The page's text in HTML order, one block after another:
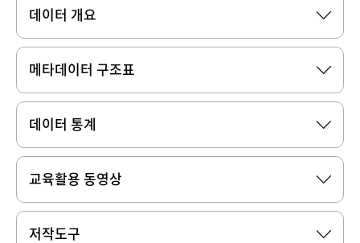
데이터 개요
메타데이터 구조표
데이터 통계
교육활용 동영상
저작도구